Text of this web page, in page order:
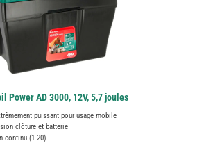
Power AD 3000, 12V, 5,7 joules
puissant pour usage mobile
clôture et batterie
continu (1-20)